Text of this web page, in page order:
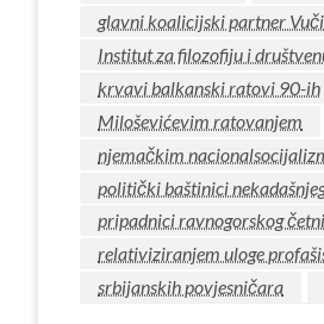
glavni koalicijski partner
Institut za filozofiju i
krvavi balkanski ratovi 90-ih
Miloševićevim ratovanjem
njemačkim
politički baštinici
pripadnici ravnogorskog
relativiziranjem uloge
srbijanskih povjesničara